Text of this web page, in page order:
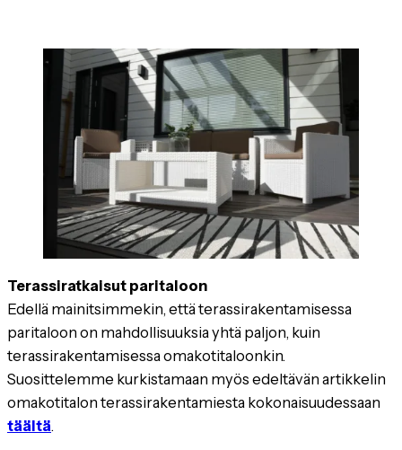
Terassiratkaisut paritaloon
Edellä mainitsimmekin, että terassirakentamisessa
paritaloon on mahdollisuuksia yhtä paljon, kuin
terassirakentamisessa omakotitaloonkin.
Suosittelemme kurkistamaan myös edeltävän artikkelin
omakotitalon terassirakentamiesta kokonaisuudessaan
täältä.